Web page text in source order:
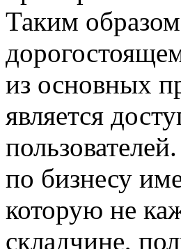
Таким
из основных
является
по бизнесу
которую не
складчине,